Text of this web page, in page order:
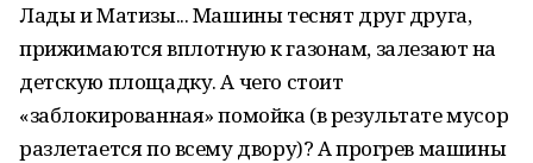
Лады и Матизы... Машины теснят друг друга,
прижимаются вплотную к газонам, залезают на
детскую площадку. А чего стоит
«заблокированная» помойка (в результате мусор
разлетается по всему двору)? А прогрев машины